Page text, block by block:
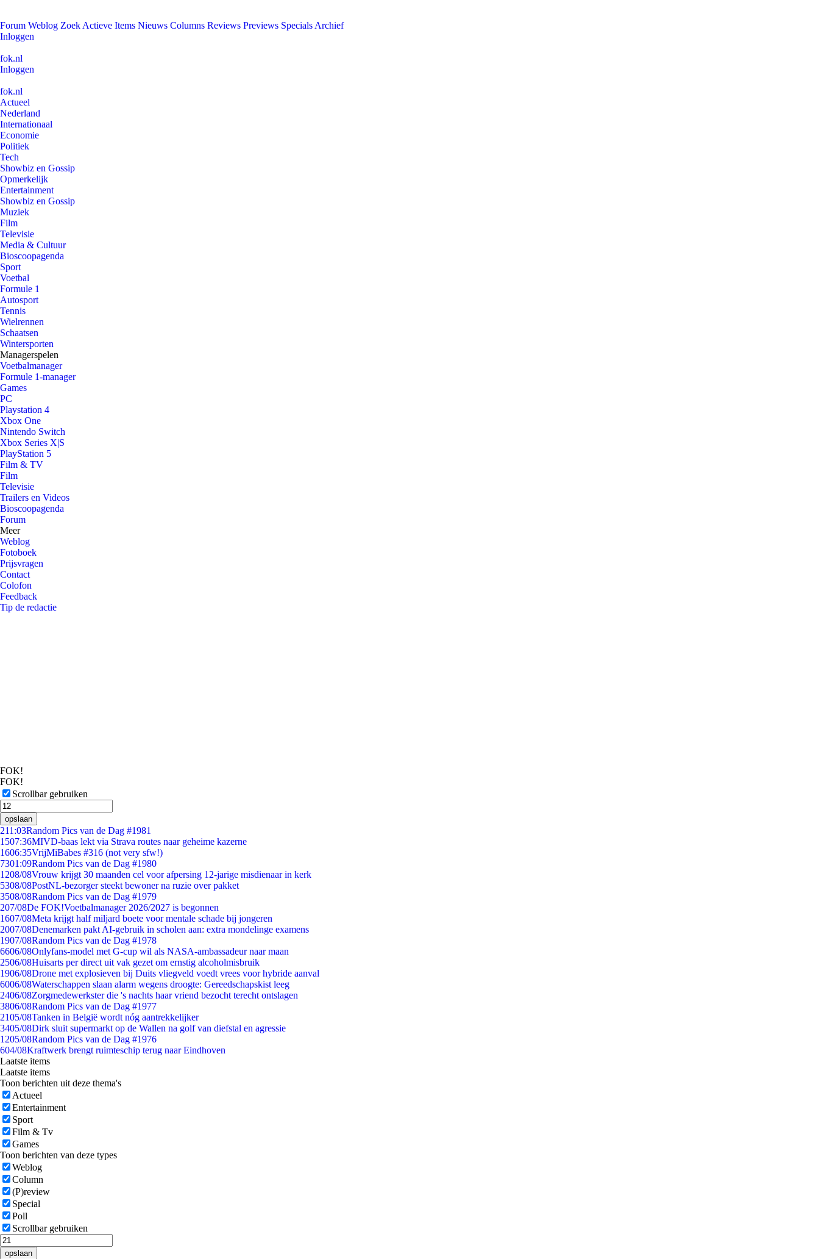
Forum Weblog Zoek Actieve Items Nieuws Columns Reviews Previews Specials Archief
Inloggen
fok.nl
Inloggen
fok.nl
Actueel
Nederland
Internationaal
Economie
Politiek
Tech
Showbiz en Gossip
Opmerkelijk
Entertainment
Showbiz en Gossip
Muziek
Film
Televisie
Media & Cultuur
Bioscoopagenda
Sport
Voetbal
Formule 1
Autosport
Tennis
Wielrennen
Schaatsen
Wintersporten
Managerspelen
Voetbalmanager
Formule 1-manager
Games
PC
Playstation 4
Xbox One
Nintendo Switch
Xbox Series X|S
PlayStation 5
Film & TV
Film
Televisie
Trailers en Videos
Bioscoopagenda
Forum
Meer
Weblog
Fotoboek
Prijsvragen
Contact
Colofon
Feedback
Tip de redactie
FOK!
FOK!
Scrollbar gebruiken
opslaan
211:03Random Pics van de Dag #1981
1507:36MIVD-baas lekt via Strava routes naar geheime kazerne
1606:35VrijMiBabes #316 (not very sfw!)
7301:09Random Pics van de Dag #1980
1208/08Vrouw krijgt 30 maanden cel voor afpersing 12-jarige misdienaar in kerk
5308/08PostNL-bezorger steekt bewoner na ruzie over pakket
3508/08Random Pics van de Dag #1979
207/08De FOK!Voetbalmanager 2026/2027 is begonnen
1607/08Meta krijgt half miljard boete voor mentale schade bij jongeren
2007/08Denemarken pakt AI-gebruik in scholen aan: extra mondelinge examens
1907/08Random Pics van de Dag #1978
6606/08Onlyfans-model met G-cup wil als NASA-ambassadeur naar maan
2506/08Huisarts per direct uit vak gezet om ernstig alcoholmisbruik
1906/08Drone met explosieven bij Duits vliegveld voedt vrees voor hybride aanval
6006/08Waterschappen slaan alarm wegens droogte: Gereedschapskist leeg
2406/08Zorgmedewerkster die 's nachts haar vriend bezocht terecht ontslagen
3806/08Random Pics van de Dag #1977
2105/08Tanken in België wordt nóg aantrekkelijker
3405/08Dirk sluit supermarkt op de Wallen na golf van diefstal en agressie
1205/08Random Pics van de Dag #1976
604/08Kraftwerk brengt ruimteschip terug naar Eindhoven
Laatste items
Laatste items
Toon berichten uit deze thema's
Actueel
Entertainment
Sport
Film & Tv
Games
Toon berichten van deze types
Weblog
Column
(P)review
Special
Poll
Scrollbar gebruiken
opslaan